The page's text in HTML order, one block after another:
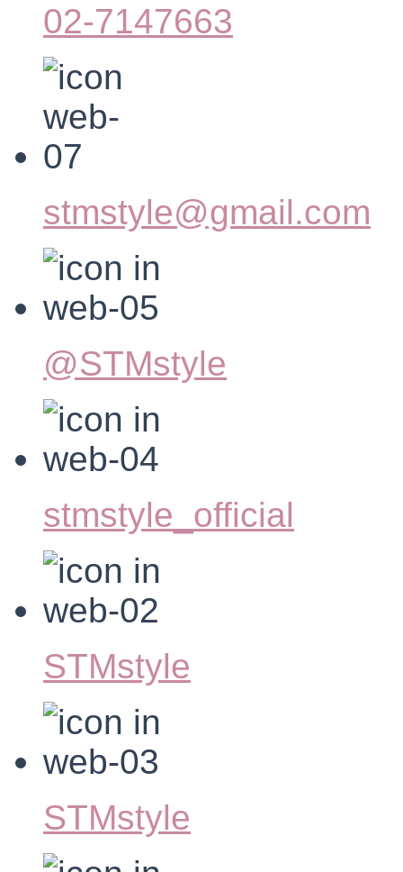
02-7147663
stmstyle@gmail.com
@STMstyle
stmstyle_official
STMstyle
STMstyle